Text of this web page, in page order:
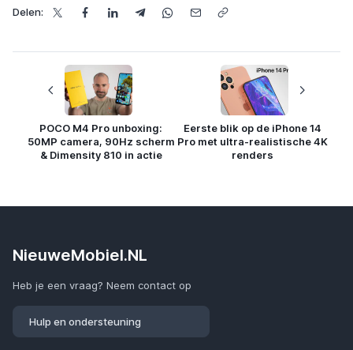
Delen:
POCO M4 Pro unboxing:
50MP camera, 90Hz scherm
& Dimensity 810 in actie
Eerste blik op de iPhone 14
Pro met ultra-realistische 4K
renders
NieuweMobiel.NL
Heb je een vraag? Neem contact op
Hulp en ondersteuning